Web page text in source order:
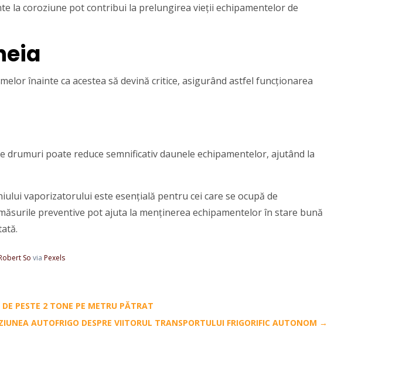
la coroziune pot contribui la prelungirea vieții echipamentelor de
înainte ca acestea să devină critice, asigurând astfel funcționarea
poate reduce semnificativ daunele echipamentelor, ajutând la
vaporizatorului este esențială pentru cei care se ocupă de
preventive pot ajuta la menținerea echipamentelor în stare bună
So via Pexels
PESTE 2 TONE PE METRU PĂTRAT
AUTOFRIGO DESPRE VIITORUL TRANSPORTULUI FRIGORIFIC AUTONOM →